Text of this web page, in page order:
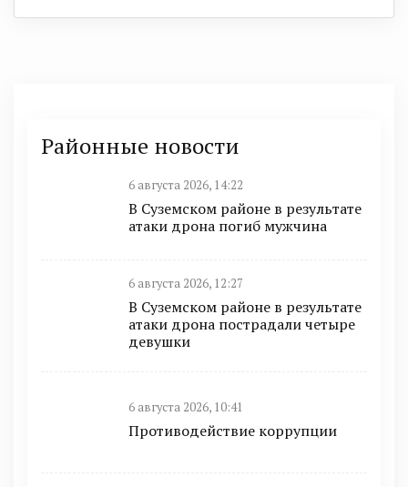
Районные новости
6 августа 2026, 14:22
В Суземском районе в результате
атаки дрона погиб мужчина
6 августа 2026, 12:27
В Суземском районе в результате
атаки дрона пострадали четыре
девушки
6 августа 2026, 10:41
Противодействие коррупции